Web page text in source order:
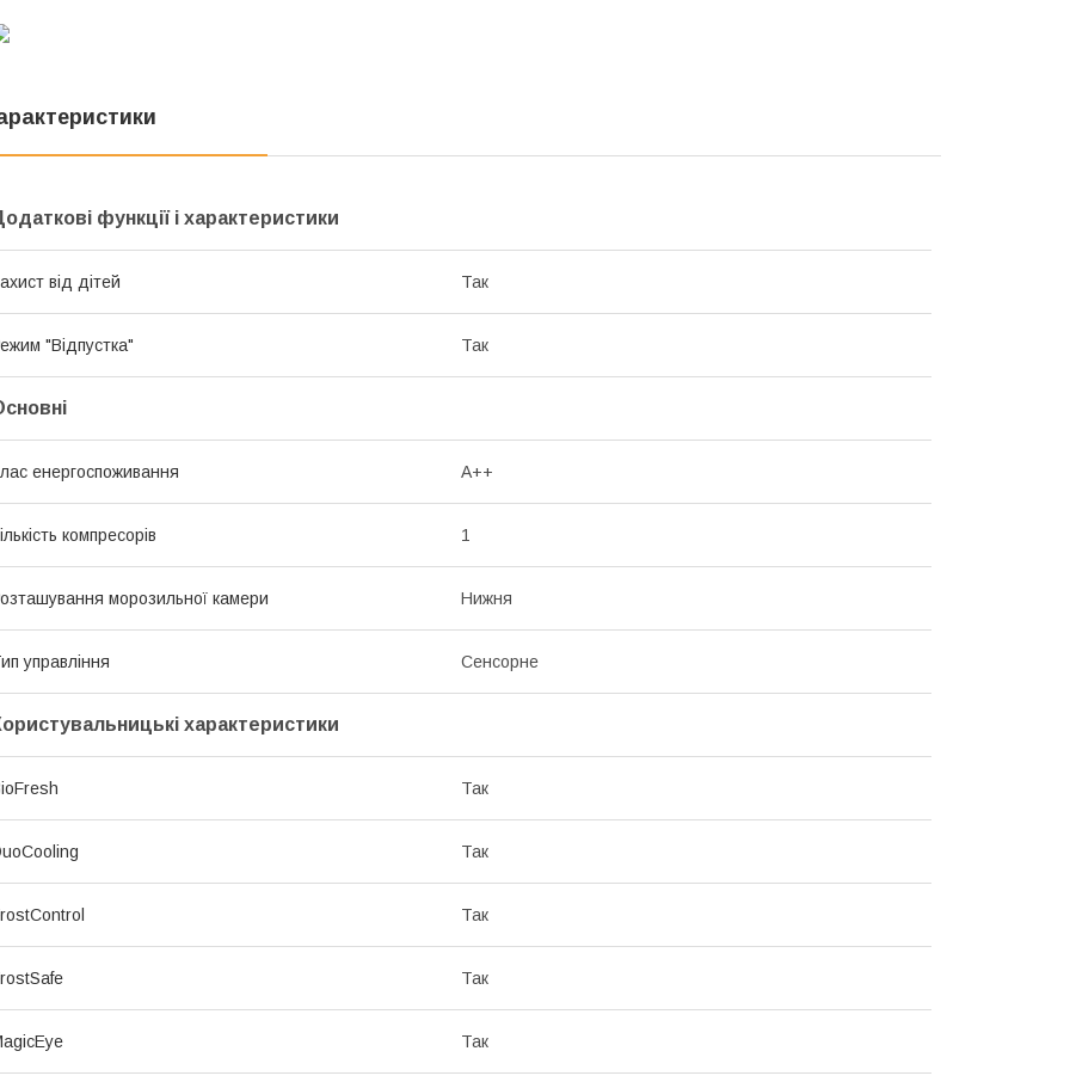
функції і характеристики
від дітей Так
"Відпустка" Так
енергоспоживання A++
компресорів 1
морозильної камери Нижня
управління Сенсорне
характеристики
Так
Так
Так
Так
Так